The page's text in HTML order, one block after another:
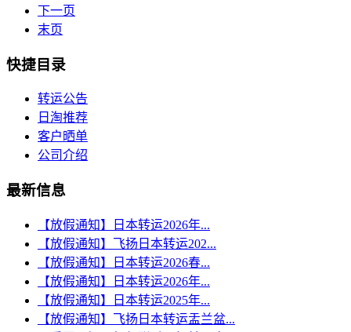
下一页
末页
快捷目录
转运公告
日淘推荐
客户晒单
公司介绍
最新信息
【放假通知】日本转运2026年...
【放假通知】飞扬日本转运202...
【放假通知】日本转运2026春...
【放假通知】日本转运2026年...
【放假通知】日本转运2025年...
【放假通知】飞扬日本转运盂兰盆...